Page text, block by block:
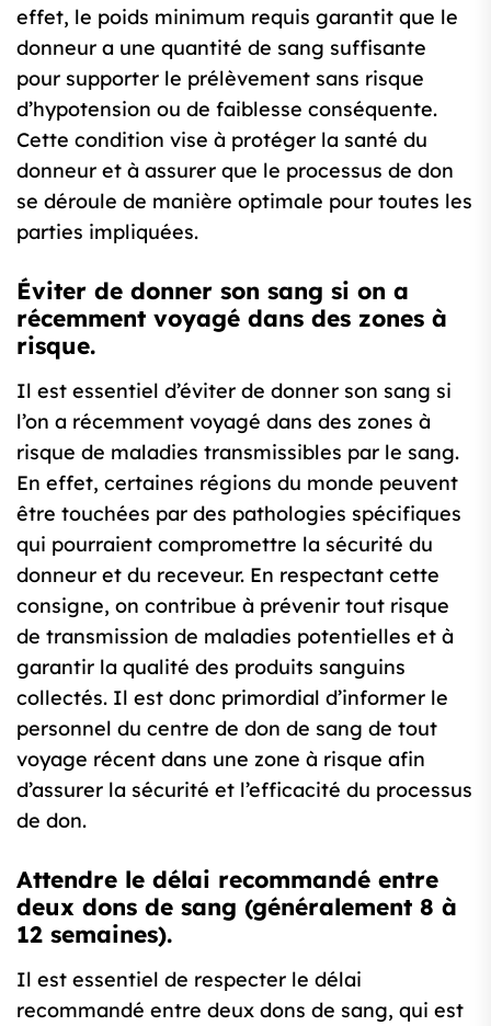
effet, le poids minimum requis garantit que le
donneur a une quantité de sang suffisante
pour supporter le prélèvement sans risque
d’hypotension ou de faiblesse conséquente.
Cette condition vise à protéger la santé du
donneur et à assurer que le processus de don
se déroule de manière optimale pour toutes les
parties impliquées.
Éviter de donner son sang si on a
récemment voyagé dans des zones à
risque.
Il est essentiel d’éviter de donner son sang si
l’on a récemment voyagé dans des zones à
risque de maladies transmissibles par le sang.
En effet, certaines régions du monde peuvent
être touchées par des pathologies spécifiques
qui pourraient compromettre la sécurité du
donneur et du receveur. En respectant cette
consigne, on contribue à prévenir tout risque
de transmission de maladies potentielles et à
garantir la qualité des produits sanguins
collectés. Il est donc primordial d’informer le
personnel du centre de don de sang de tout
voyage récent dans une zone à risque afin
d’assurer la sécurité et l’efficacité du processus
de don.
Attendre le délai recommandé entre
deux dons de sang (généralement 8 à
12 semaines).
Il est essentiel de respecter le délai
recommandé entre deux dons de sang, qui est